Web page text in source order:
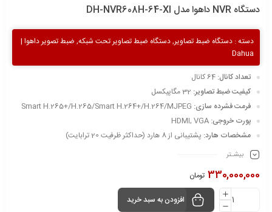
دستگاه NVR داهوا مدل DH-NVR608H-64-XI
دسته : دستگاه ضبط تصاویر,دستگاه ضبط تصاویر تحت شبکه, ضبط تصویر داهوا |
Dahua
تعداد کانال:
کیفیت ضبط تصاویر: 32 مگاپیکسل
فرمت فشرده سازی: Smart H.265+/H.265/Smart H.264+/H.264/MJPEG
پورت خروجی: HDMI, VGA
مشخصات هارد: پشتیبانی از 8 هارد (حداکثر ظرفیت 20 ترابایت)
بیشـتر
330,000,000 تومان
افزودن به سبد خرید